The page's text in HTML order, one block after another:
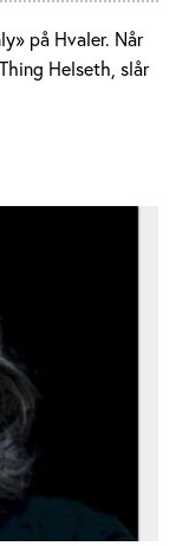
på Hvaler. Når
Helseth, slår